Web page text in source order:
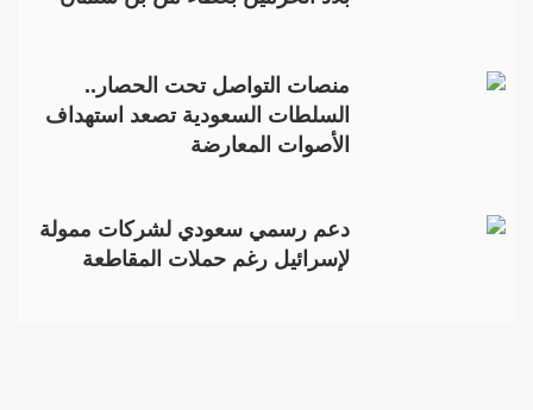
منصات التواصل تحت الحصار..
السلطات السعودية تصعد استهداف
الأصوات المعارضة
دعم رسمي سعودي لشركات ممولة
لإسرائيل رغم حملات المقاطعة